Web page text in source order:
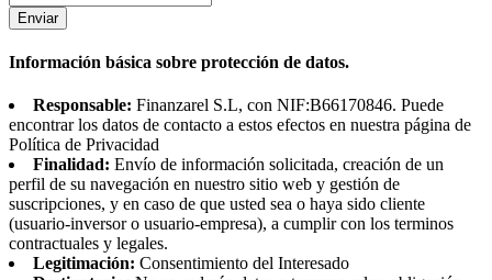
Enviar
Información básica sobre protección de datos.
Responsable: Finanzarel S.L, con NIF:B66170846. Puede
encontrar los datos de contacto a estos efectos en nuestra página de
Política de Privacidad
Finalidad: Envío de información solicitada, creación de un
perfil de su navegación en nuestro sitio web y gestión de
suscripciones, y en caso de que usted sea o haya sido cliente
(usuario-inversor o usuario-empresa), a cumplir con los terminos
contractuales y legales.
Legitimación: Consentimiento del Interesado